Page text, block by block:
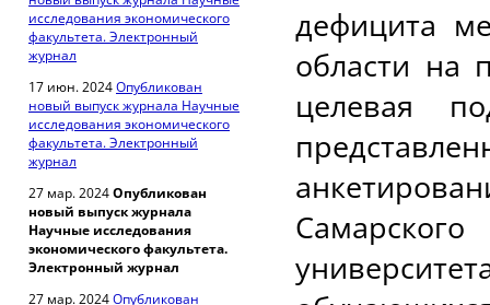
исследования экономического
факультета. Электронный
журнал
17 июн. 2024Опубликован
новый выпуск журнала Научные
исследования экономического
факультета. Электронный
журнал
27 мар. 2024Опубликован
новый выпуск журнала
Научные исследования
экономического факультета.
Электронный журнал
27 мар. 2024Опубликован
дефицита
области на
целевая